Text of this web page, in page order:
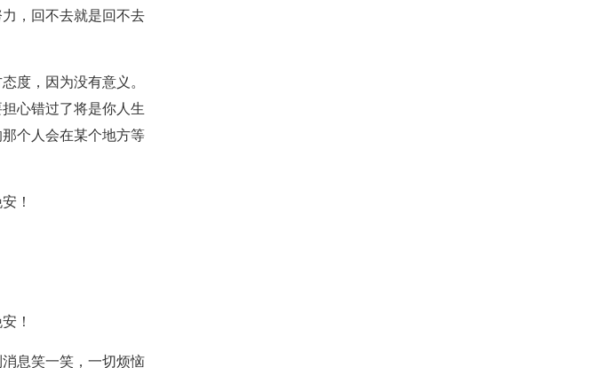
，回不去就是回不去
度，因为没有意义。
心错过了将是你人生
个人会在某个地方等
！
！
息笑一笑，一切烦恼